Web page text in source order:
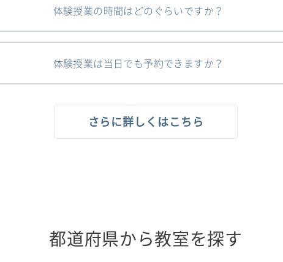
体験授業の時間はどのぐらいですか？
体験授業は当日でも予約できますか？
さらに詳しくはこちら
都道府県から教室を探す